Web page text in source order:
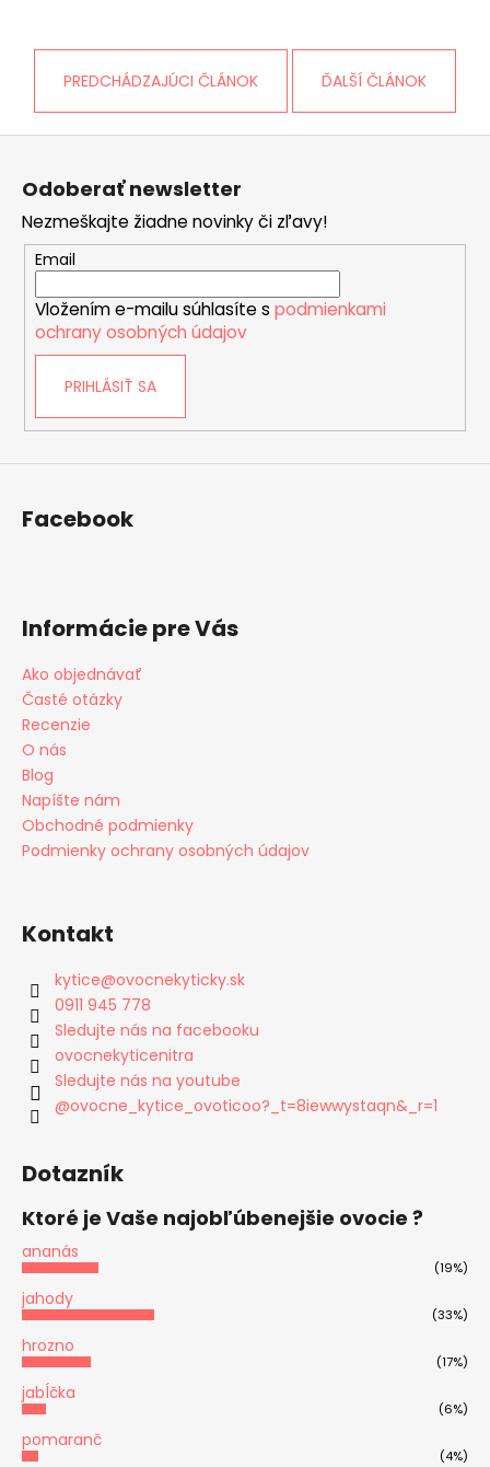
PREDCHÁDZAJÚCI ČLÁNOK ĎALŠÍ ČLÁNOK
Z
Odoberať newsletter
Nezmeškajte žiadne novinky či zľavy!
Email
Vložením e-mailu súhlasíte s podmienkami
ochrany osobných údajov
PRIHLÁSIŤ SA
Facebook
Informácie pre Vás
Ako objednávať
Časté otázky
Recenzie
O nás
Blog
Napíšte nám
Obchodné podmienky
Podmienky ochrany osobných údajov
Kontakt
kytice@ovocnekyticky.sk
0911 945 778
Sledujte nás na facebooku
ovocnekyticenitra
Sledujte nás na youtube
@ovocne_kytice_ovoticoo?_t=8iewwystaqn&_r=1
Dotazník
Ktoré je Vaše najobľúbenejšie ovocie ?
ananás
(19%)
jahody
(33%)
hrozno
(17%)
jabĺčka
(6%)
pomaranč
(4%)